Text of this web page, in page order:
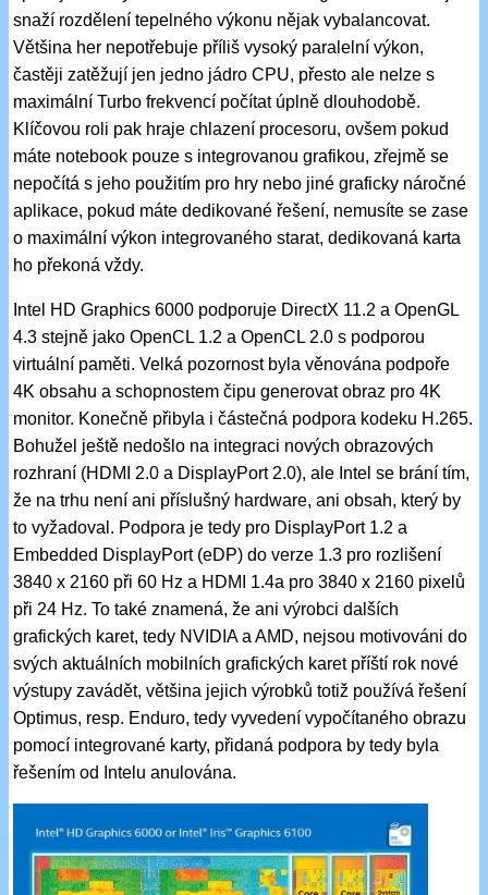
snaží rozdělení tepelného výkonu nějak vybalancovat.
Většina her nepotřebuje příliš vysoký paralelní výkon,
častěji zatěžují jen jedno jádro CPU, přesto ale nelze s
maximální Turbo frekvencí počítat úplně dlouhodobě.
Klíčovou roli pak hraje chlazení procesoru, ovšem pokud
máte notebook pouze s integrovanou grafikou, zřejmě se
nepočítá s jeho použitím pro hry nebo jiné graficky náročné
aplikace, pokud máte dedikované řešení, nemusíte se zase
o maximální výkon integrovaného starat, dedikovaná karta
ho překoná vždy.
Intel HD Graphics 6000 podporuje DirectX 11.2 a OpenGL
4.3 stejně jako OpenCL 1.2 a OpenCL 2.0 s podporou
virtuální paměti. Velká pozornost byla věnována podpoře
4K obsahu a schopnostem čipu generovat obraz pro 4K
monitor. Konečně přibyla i částečná podpora kodeku H.265.
Bohužel ještě nedošlo na integraci nových obrazových
rozhraní (HDMI 2.0 a DisplayPort 2.0), ale Intel se brání tím,
že na trhu není ani příslušný hardware, ani obsah, který by
to vyžadoval. Podpora je tedy pro DisplayPort 1.2 a
Embedded DisplayPort (eDP) do verze 1.3 pro rozlišení
3840 x 2160 při 60 Hz a HDMI 1.4a pro 3840 x 2160 pixelů
při 24 Hz. To také znamená, že ani výrobci dalších
grafických karet, tedy NVIDIA a AMD, nejsou motivováni do
svých aktuálních mobilních grafických karet příští rok nové
výstupy zavádět, většina jejich výrobků totiž používá řešení
Optimus, resp. Enduro, tedy vyvedení vypočítaného obrazu
pomocí integrované karty, přidaná podpora by tedy byla
řešením od Intelu anulována.